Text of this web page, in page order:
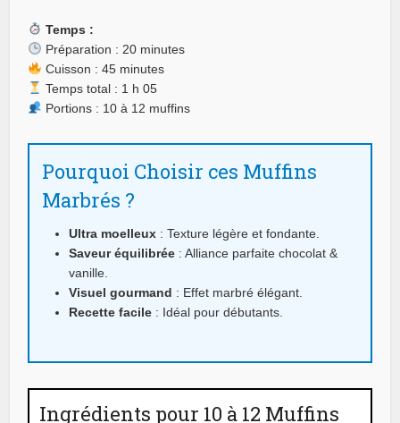
Temps :
Préparation : 20 minutes
Cuisson : 45 minutes
Temps total : 1 h 05
Portions : 10 à 12 muffins
Pourquoi Choisir ces Muffins
Marbrés ?
Ultra moelleux : Texture légère et fondante.
Saveur équilibrée : Alliance parfaite chocolat &
vanille.
Visuel gourmand : Effet marbré élégant.
Recette facile : Idéal pour débutants.
Ingrédients pour 10 à 12 Muffins